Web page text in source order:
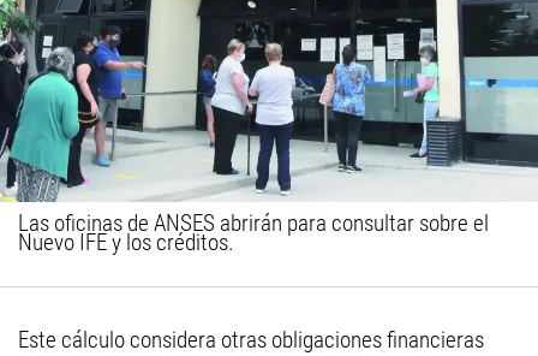
Las oficinas de ANSES abrirán para consultar sobre el
Nuevo IFE y los créditos.
Este cálculo considera otras obligaciones financieras